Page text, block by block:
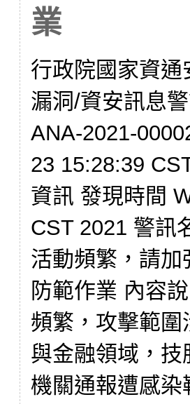
業
行政院國家資
漏洞/資安訊息
ANA-2021-
23 15:28:39
資訊 發現時間
CST 2021 警訊
活動頻繁，請
防範作業 內容
頻繁，攻擊範
與金融領域，
機關通報遭感